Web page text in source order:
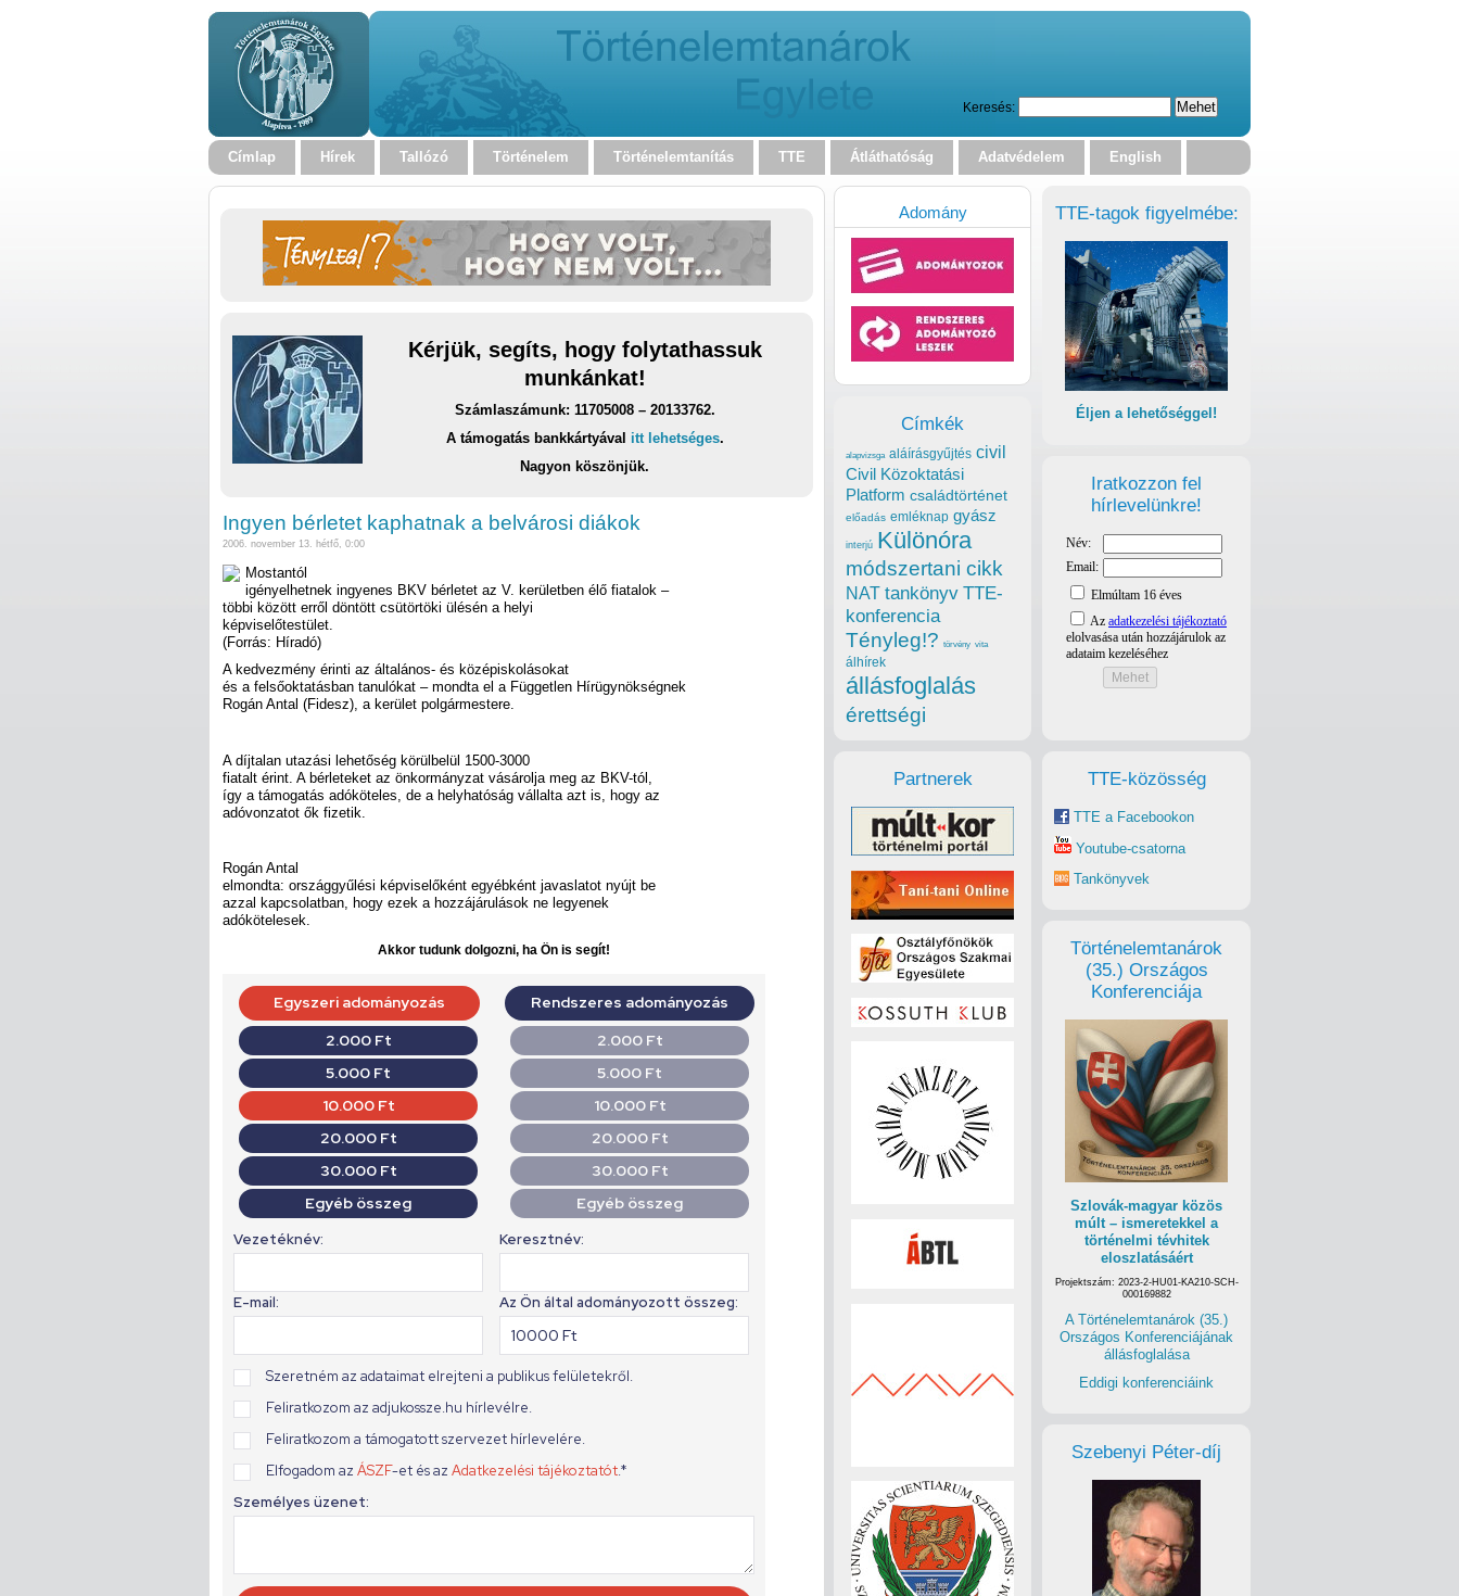
Keresés:
Címlap Hírek Tallózó Történelem Történelemtanítás TTE Átláthatóság Adatvédelem English
Kérjük, segíts, hogy folytathassuk
munkánkat!
Számlaszámunk: 11705008 – 20133762.
A támogatás bankkártyával itt lehetséges.
Nagyon köszönjük.
Ingyen bérletet kaphatnak a belvárosi diákok
2006. november 13. hétfő, 0:00
Mostantól
igényelhetnek ingyenes BKV bérletet az V. kerületben élő fiatalok –
többi között erről döntött csütörtöki ülésén a helyi
képviselőtestület.
(Forrás: Híradó)
A kedvezmény érinti az általános- és középiskolásokat
és a felsőoktatásban tanulókat – mondta el a Független Hírügynökségnek
Rogán Antal (Fidesz), a kerület polgármestere.
A díjtalan utazási lehetőség körülbelül 1500-3000
fiatalt érint. A bérleteket az önkormányzat vásárolja meg az BKV-tól,
így a támogatás adóköteles, de a helyhatóság vállalta azt is, hogy az
adóvonzatot ők fizetik.
Rogán Antal
elmondta: országgyűlési képviselőként egyébként javaslatot nyújt be
azzal kapcsolatban, hogy ezek a hozzájárulások ne legyenek
adókötelesek.
Akkor tudunk dolgozni, ha Ön is segít!
TTE-tagok figyelmébe:
Éljen a lehetőséggel!
Iratkozzon fel
hírlevelünkre!
TTE-közösség
TTE a Facebookon
Youtube-csatorna
Tankönyvek
Történelemtanárok
(35.) Országos
Konferenciája
Szlovák-magyar közös
múlt – ismeretekkel a
történelmi tévhitek
eloszlatásáért
Projektszám: 2023-2-HU01-KA210-SCH-
000169882
A Történelemtanárok (35.)
Országos Konferenciájának
állásfoglalása
Eddigi konferenciáink
Szebenyi Péter-díj
Adomány
Címkék
alapvizsga aláírásgyűjtés civil
Civil Közoktatási
Platform családtörténet
előadás emléknap gyász
interjú Különóra
módszertani cikk
NAT tankönyv TTE-
konferencia
Tényleg!? törvény vita
álhírek
állásfoglalás
érettségi
Partnerek